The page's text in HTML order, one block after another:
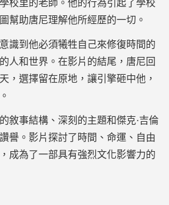
校里的老師。他的行為引起了學校
幫助唐尼理解他所經歷的一切。
識到他必須犧牲自己來修復時間的
人和世界。在影片的結尾，唐尼回
，選擇留在原地，讓引擎砸中他，
敘事結構、深刻的主題和傑克·吉倫
譽。影片探討了時間、命運、自由
成為了一部具有強烈文化影響力的